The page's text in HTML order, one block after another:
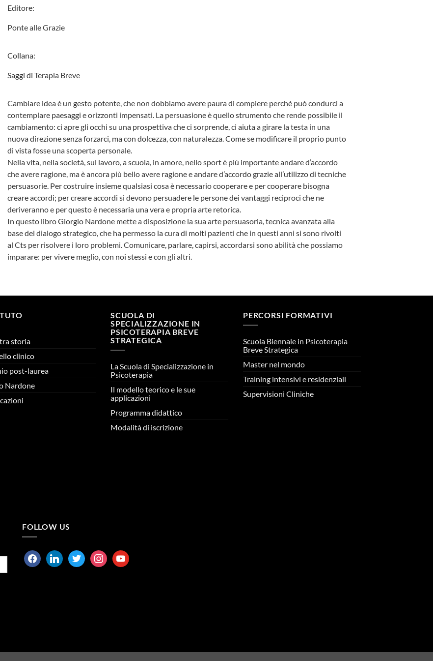
Editore:
Ponte alle Grazie
Collana:
Saggi di Terapia Breve
Cambiare idea è un gesto potente, che non dobbiamo avere paura di compiere perché può condurci a
contemplare paesaggi e orizzonti impensati. La persuasione è quello strumento che rende possibile il
cambiamento: ci apre gli occhi su una prospettiva che ci sorprende, ci aiuta a girare la testa in una
nuova direzione senza forzarci, ma con dolcezza, con naturalezza. Come se modificare il proprio punto
di vista fosse una scoperta personale.
Nella vita, nella società, sul lavoro, a scuola, in amore, nello sport è più importante andare d’accordo
che avere ragione, ma è ancora più bello avere ragione e andare d’accordo grazie all’utilizzo di tecniche
persuasorie. Per costruire insieme qualsiasi cosa è necessario cooperare e per cooperare bisogna
creare accordi; per creare accordi si devono persuadere le persone dei vantaggi reciproci che ne
deriveranno e per questo è necessaria una vera e propria arte retorica.
In questo libro Giorgio Nardone mette a disposizione la sua arte persuasoria, tecnica avanzata alla
base del dialogo strategico, che ha permesso la cura di molti pazienti che in questi anni si sono rivolti
al Cts per risolvere i loro problemi. Comunicare, parlare, capirsi, accordarsi sono abilità che possiamo
imparare: per vivere meglio, con noi stessi e con gli altri.
storia
clinico
post-laurea
Nardone
SCUOLA DI
SPECIALIZZAZIONE IN
PSICOTERAPIA BREVE
STRATEGICA
La Scuola di Specializzazione in
Psicoterapia
Il modello teorico e le sue
applicazioni
Programma didattico
Modalità di iscrizione
PERCORSI FORMATIVI
Scuola Biennale in Psicoterapia
Breve Strategica
Master nel mondo
Training intensivi e residenziali
Supervisioni Cliniche
FOLLOW US
facebooklinkedintwitterinstagramyoutube